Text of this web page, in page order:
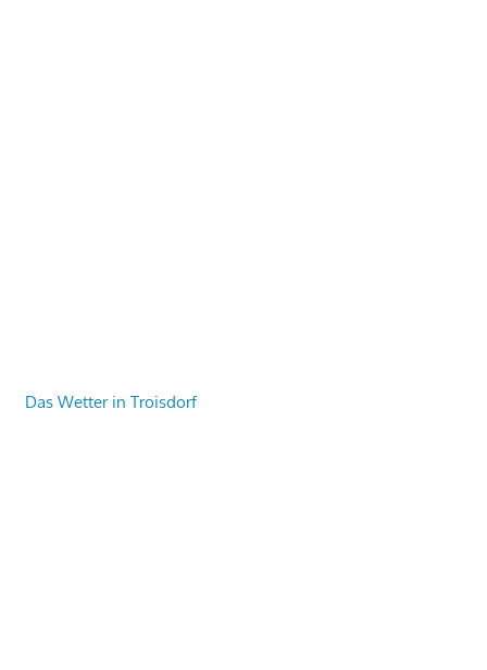
Das Wetter in Troisdorf